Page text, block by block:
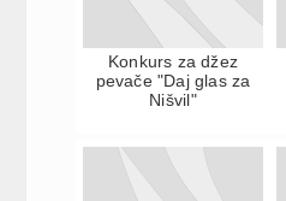
Konkurs za džez
pevače "Daj glas za
Nišvil"